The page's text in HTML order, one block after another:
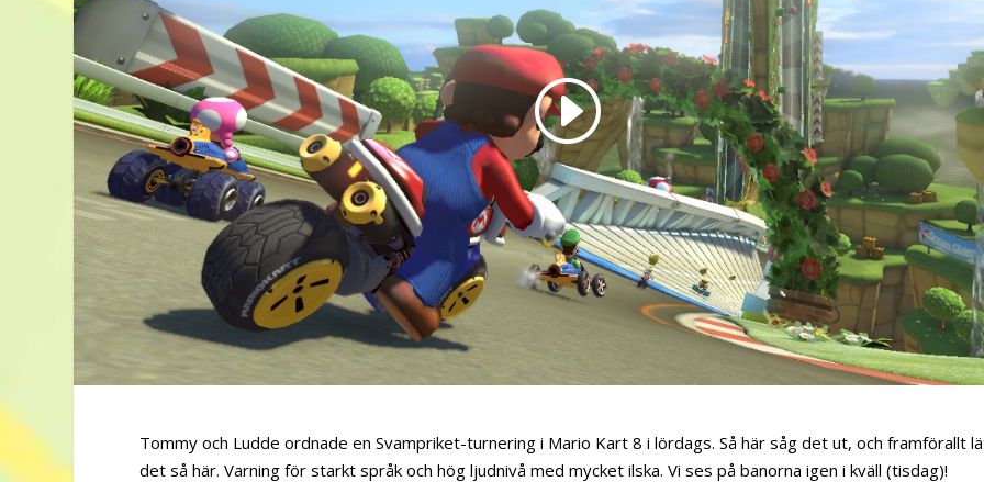
Tommy och Ludde ordnade en Svampriket-turnering i Mario Kart 8 i lördags. Så här såg det ut, och framförallt
det så här. Varning för starkt språk och hög ljudnivå med mycket ilska. Vi ses på banorna igen i kväll (tisdag)!